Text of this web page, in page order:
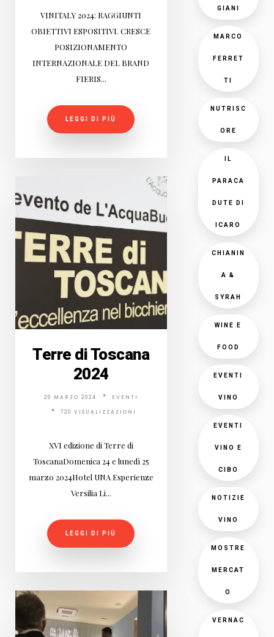
VINITALY 2024: RAGGIUNTI
OBIETTIVI ESPOSITIVI. CRESCE
POSIZIONAMENTO
INTERNAZIONALE DEL BRAND
FIERIS...
LEGGI DI PIÙ
Terre di Toscana
2024
20 MARZO 2024 EVENTI
720 VISUALIZZAZIONI
XVI edizione di Terre di
ToscanaDomenica 24 e lunedì 25
marzo 2024Hotel UNA Esperienze
Versilia Li...
LEGGI DI PIÙ
GIANI
MARCO
FERRET
TI
NUTRISC
ORE
IL
PARACA
DUTE DI
ICARO
CHIANIN
A &
SYRAH
WINE E
FOOD
EVENTI
VINO
EVENTI
VINO E
CIBO
NOTIZIE
VINO
MOSTRE
MERCAT
O
VERNAC